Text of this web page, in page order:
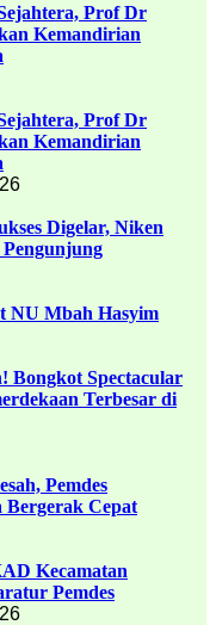
Prof Dr
Kemandirian
Prof Dr
Kemandirian
Digelar, Niken
NU Mbah Hasyim
Bongkot Spectacular
Terbesar di
Pemdes
Bergerak Cepat
Kecamatan
Pemdes